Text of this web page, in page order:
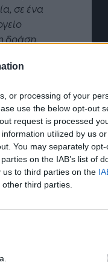
or processing of your
use the below opt-out
request is processed
utilized by us
You may separately
on the IAB’s list of
to third parties on the
third parties.
σε ένα
δράση
την
για τη
προσθέσει
μέσω των
Ως εκ
στρατηγικός
για κάθε
και εργαζόμενο